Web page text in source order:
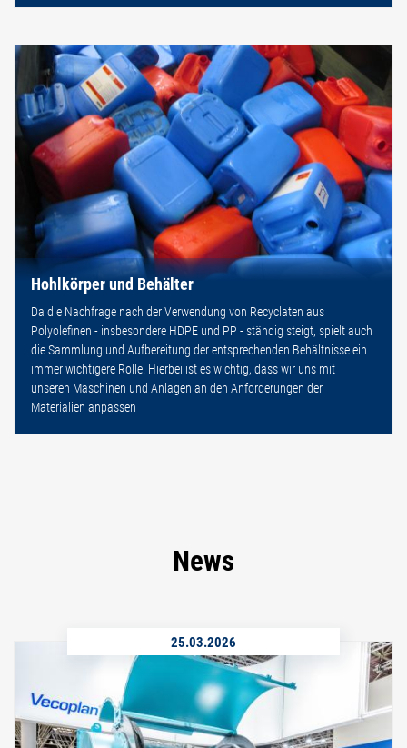
Hohlkörper und Behälter
Da die Nachfrage nach der Verwendung von Recyclaten aus
Polyolefinen - insbesondere HDPE und PP - ständig steigt, spielt auch
die Sammlung und Aufbereitung der entsprechenden Behältnisse ein
immer wichtigere Rolle. Hierbei ist es wichtig, dass wir uns mit
unseren Maschinen und Anlagen an den Anforderungen der
Materialien anpassen
News
25.03.2026